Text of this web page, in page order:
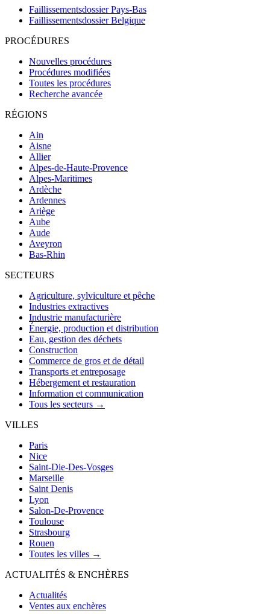
Faillissementsdossier Pays-Bas
Faillissementsdossier Belgique
PROCÉDURES
Nouvelles procédures
Procédures modifiées
Toutes les procédures
Recherche avancée
RÉGIONS
Ain
Aisne
Allier
Alpes-de-Haute-Provence
Alpes-Maritimes
Ardèche
Ardennes
Ariège
Aube
Aude
Aveyron
Bas-Rhin
SECTEURS
Agriculture, sylviculture et pêche
Industries extractives
Industrie manufacturière
Énergie, production et distribution
Eau, gestion des déchets
Construction
Commerce de gros et de détail
Transports et entreposage
Hébergement et restauration
Information et communication
Tous les secteurs →
VILLES
Paris
Nice
Saint-Die-Des-Vosges
Marseille
Saint Denis
Lyon
Salon-De-Provence
Toulouse
Strasbourg
Rouen
Toutes les villes →
ACTUALITÉS & ENCHÈRES
Actualités
Ventes aux enchères